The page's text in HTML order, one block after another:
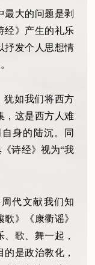
最大的问题是剥
经》产生的礼乐
抒发个人思想情
犹如我们将西方
，这是西方人难
身的陆沉。同
诗经》视为“我
代文献我们知
》《康衢谣》
歌、舞一起，
是政治教化，